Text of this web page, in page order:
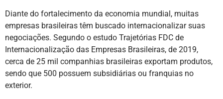
Diante do fortalecimento da economia mundial, muitas
empresas brasileiras têm buscado internacionalizar suas
negociações. Segundo o estudo Trajetórias FDC de
Internacionalização das Empresas Brasileiras, de 2019,
cerca de 25 mil companhias brasileiras exportam produtos,
sendo que 500 possuem subsidiárias ou franquias no
exterior.